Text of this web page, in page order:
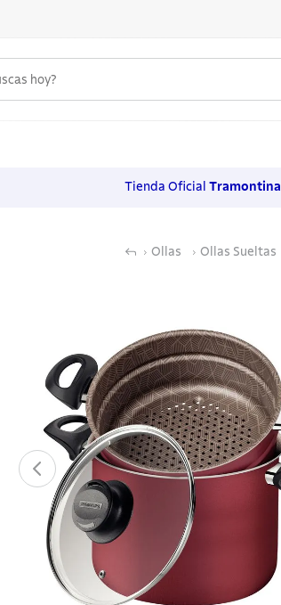
Tienda Oficial Tramontina
Ollas Ollas Sueltas